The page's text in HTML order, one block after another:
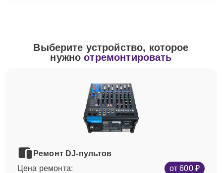
Выберите устройство, которое
нужноотремонтировать
Ремонт DJ-пультов
Цена ремонта:
от 600 ₽